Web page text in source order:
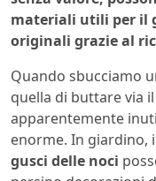
materiali utili per il
originali grazie al
Quando sbucciamo
quella di buttare via
apparentemente
enorme. In giardino,
gusci delle noci